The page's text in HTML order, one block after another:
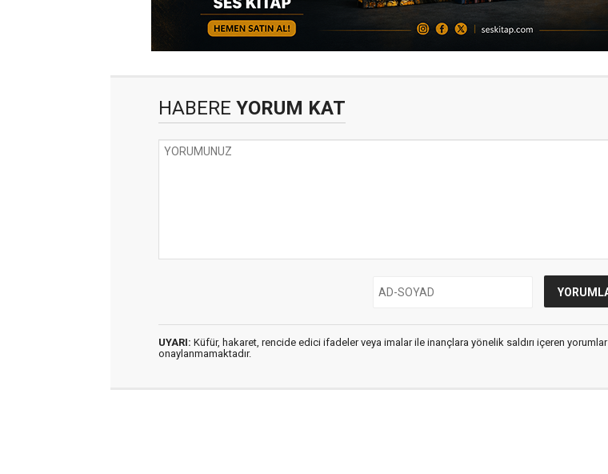
HABERE YORUM KAT
UYARI: Küfür, hakaret, rencide edici ifadeler veya imalar ile inançlara yönelik saldırı içeren yorumlar
onaylanmamaktadır.